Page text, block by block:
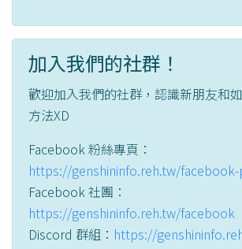
加入我們的社群！
歡迎加入我們的社群，認識新朋友和
方法XD
Facebook 粉絲專頁：
https://genshininfo.reh.tw/facebook-
Facebook 社團：
https://genshininfo.reh.tw/facebook
Discord 群組： https://